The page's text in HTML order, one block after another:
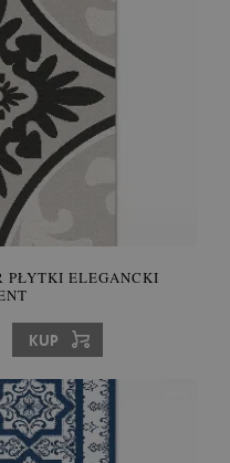
PŁYTKI ELEGANCKI
KUP